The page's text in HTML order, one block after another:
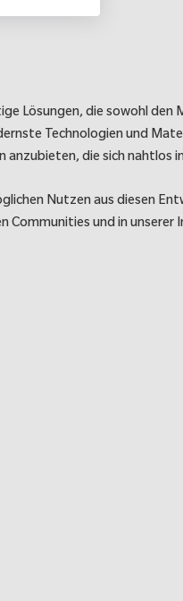
Lösungen, die sowohl
Technologien und
die sich nahtlos
Nutzen aus diesen
Communities und in unserer